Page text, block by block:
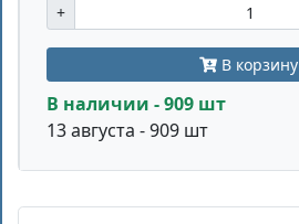
+
В корзину
В наличии - 909 шт
13 августа - 909 шт